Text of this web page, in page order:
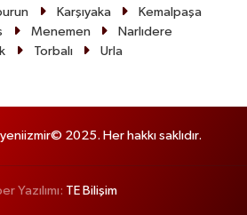
Karşıyaka
Kemalpaşa
Menemen
Narlıdere
Torbalı Urla
yeniizmir© 2025. Her hakkı saklıdır.
Yazılımı: TE Bilişim